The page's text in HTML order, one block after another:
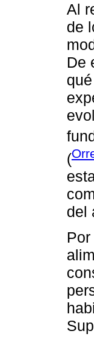
Al
de
De
(
del